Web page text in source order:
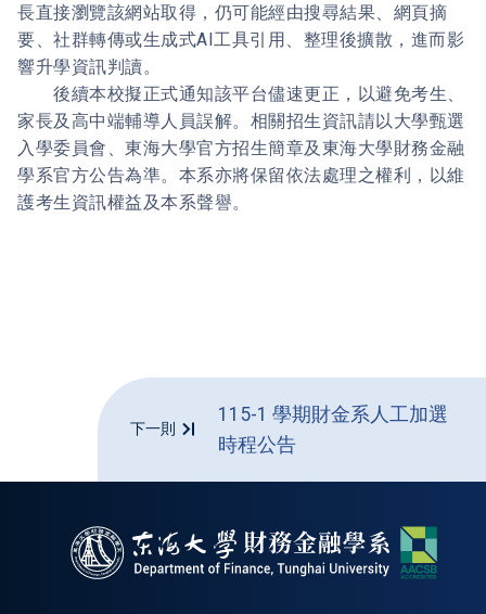
長直接瀏覽該網站取得，仍可能經由搜尋結果、網頁摘
要、社群轉傳或生成式AI工具引用、整理後擴散，進而影
響升學資訊判讀。
後續本校擬正式通知該平台儘速更正，以避免考生、
家長及高中端輔導人員誤解。相關招生資訊請以大學甄選
入學委員會、東海大學官方招生簡章及東海大學財務金融
學系官方公告為準。本系亦將保留依法處理之權利，以維
護考生資訊權益及本系聲譽。
下一則
115-1 學期財金系人工加選
時程公告